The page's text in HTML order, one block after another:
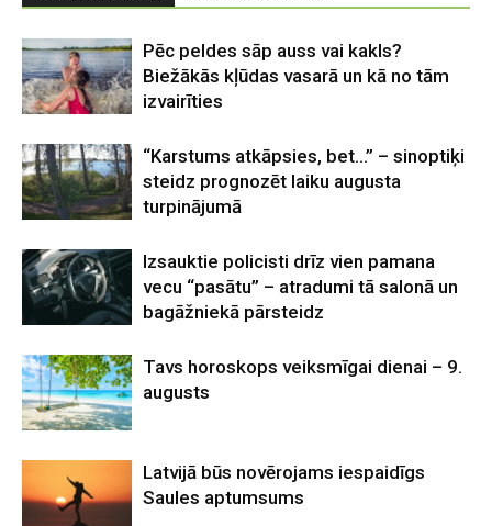
Pēc peldes sāp auss vai kakls?
Biežākās kļūdas vasarā un kā no tām
izvairīties
“Karstums atkāpsies, bet…” – sinoptiķi
steidz prognozēt laiku augusta
turpinājumā
Izsauktie policisti drīz vien pamana
vecu “pasātu” – atradumi tā salonā un
bagāžniekā pārsteidz
Tavs horoskops veiksmīgai dienai – 9.
augusts
Latvijā būs novērojams iespaidīgs
Saules aptumsums